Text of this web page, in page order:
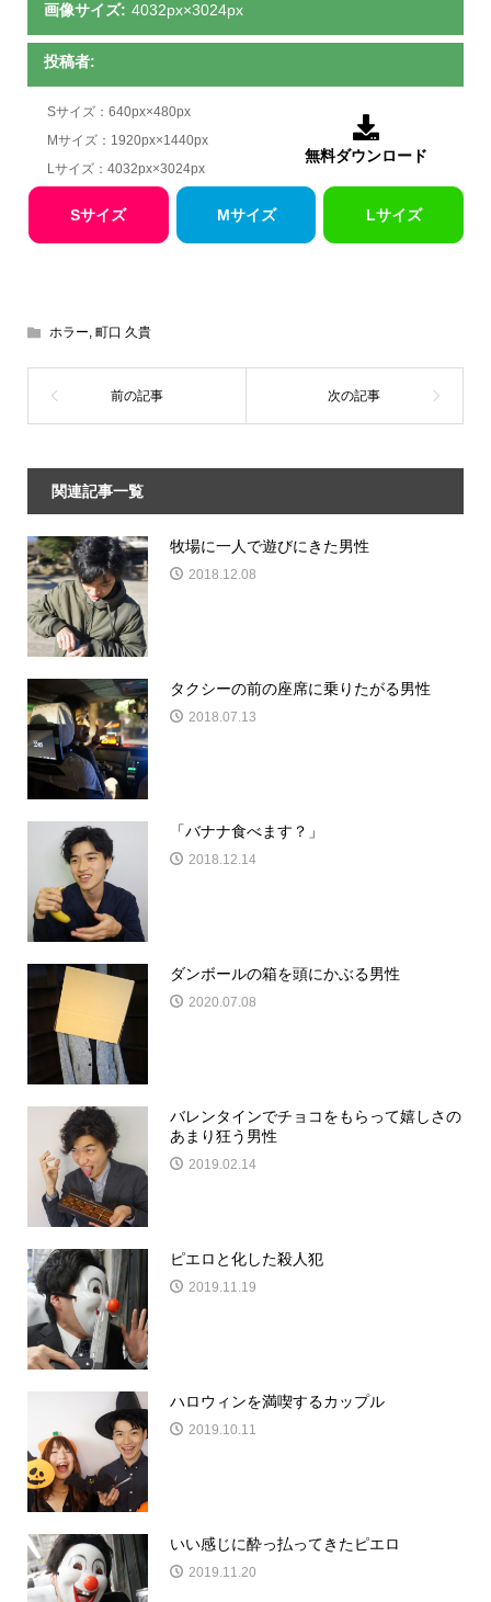
画像サイズ: 4032px×3024px
投稿者:
Sサイズ：640px×480px
Mサイズ：1920px×1440px
Lサイズ：4032px×3024px

無料ダウンロード
Sサイズ Mサイズ Lサイズ
ホラー, 町口 久貴
関連記事一覧
牧場に一人で遊びにきた男性
2018.12.08
タクシーの前の座席に乗りたがる男性
2018.07.13
「バナナ食べます？」
2018.12.14
ダンボールの箱を頭にかぶる男性
2020.07.08
バレンタインでチョコをもらって嬉しさの
あまり狂う男性
2019.02.14
ピエロと化した殺人犯
2019.11.19
ハロウィンを満喫するカップル
2019.10.11
いい感じに酔っ払ってきたピエロ
2019.11.20